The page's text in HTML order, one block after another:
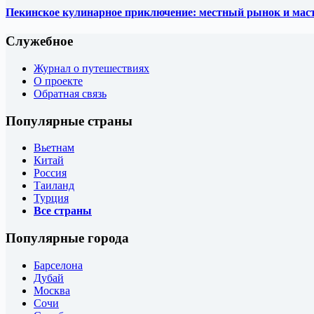
Пекинское кулинарное приключение: местный рынок и
Служебное
Журнал о путешествиях
О проекте
Обратная связь
Популярные страны
Вьетнам
Китай
Россия
Таиланд
Турция
Все страны
Популярные города
Барселона
Дубай
Москва
Сочи